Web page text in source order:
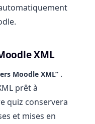
XML
Moodle XML” .
prêt à
quiz conservera
et mises en